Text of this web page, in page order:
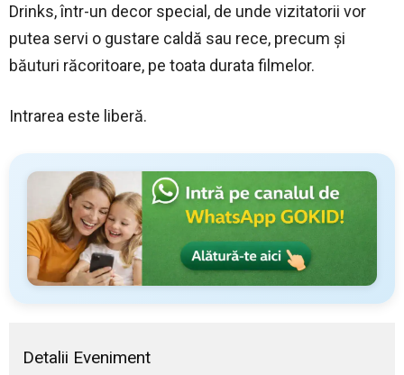
Drinks, într-un decor special, de unde vizitatorii vor
putea servi o gustare caldă sau rece, precum și
băuturi răcoritoare, pe toata durata filmelor.
Intrarea este liberă.
Detalii Eveniment